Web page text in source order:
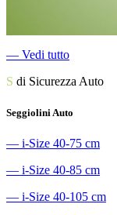
― Vedi tutto
S di Sicurezza Auto
Seggiolini Auto
― i-Size 40-75 cm
― i-Size 40-85 cm
― i-Size 40-105 cm